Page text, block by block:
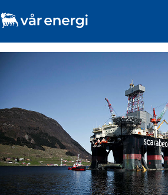
Investor
Karriere
Om oss